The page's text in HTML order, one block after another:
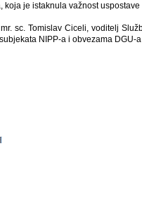
je istaknula važnost
sc. Tomislav Ciceli, voditelj
NIPP-a i obvezama